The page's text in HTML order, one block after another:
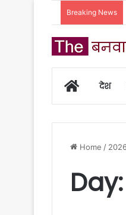
Breaking News
Homeदेश
Home /
Day: